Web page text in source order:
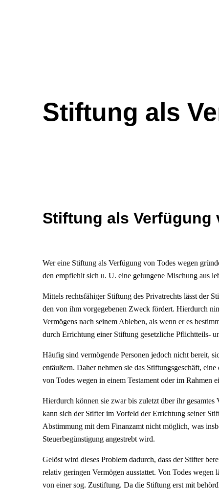
Stiftung als
Stiftung als Verfügung
Wer eine Stiftung als Verfügung von Todes wegen
den empfiehlt sich u. U. eine gelungene Mischung aus
Mittels rechtsfähiger Stiftung des Privatrechts lässt der
den von ihm vorgegebenen Zweck fördert. Hierdurch
Vermögens nach seinem Ableben, als wenn er es
durch Errichtung einer Stiftung gesetzliche Pflichtteils-
Häufig sind vermögende Personen jedoch nicht bereit,
entäußern. Daher nehmen sie das Stiftungsgeschäft,
von Todes wegen in einem Testament oder im Rahmen
Hierdurch können sie zwar bis zuletzt über ihr
kann sich der Stifter im Vorfeld der Errichtung seiner
Abstimmung mit dem Finanzamt nicht möglich, was
Steuerbegünstigung angestrebt wird.
Gelöst wird dieses Problem dadurch, dass der Stifter
relativ geringen Vermögen ausstattet. Von Todes wegen
von einer sog. Zustiftung. Da die Stiftung erst mit